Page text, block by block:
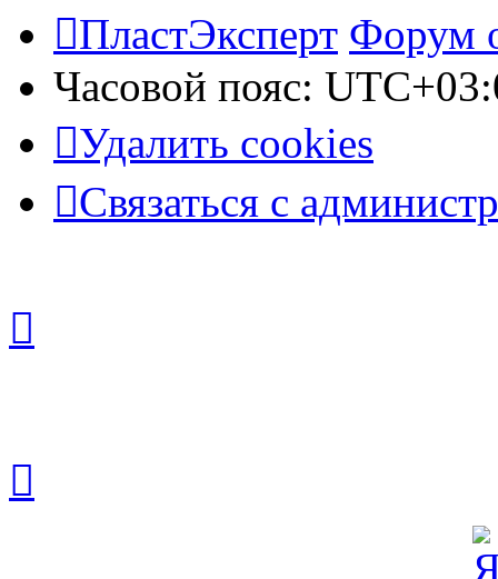
ПластЭксперт Форум
Часовой пояс:
Удалить cookies
Связаться с